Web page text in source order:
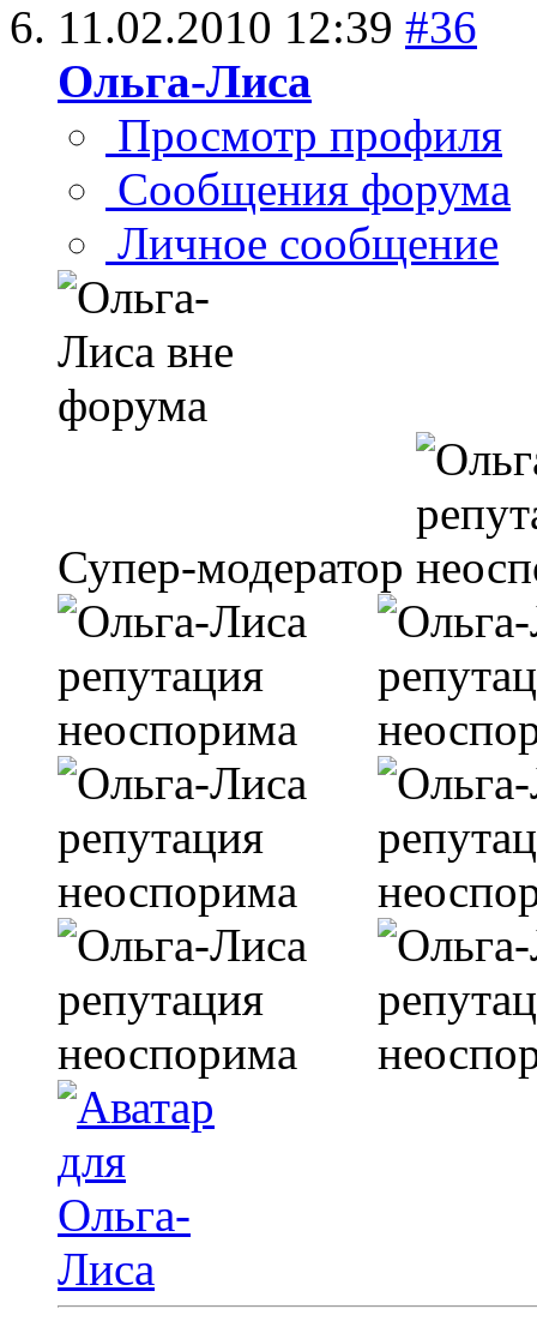
11.02.2010 12:39 #36
Ольга-Лиса
Просмотр профиля
Сообщения форума
Личное сообщение
Супер-модератор